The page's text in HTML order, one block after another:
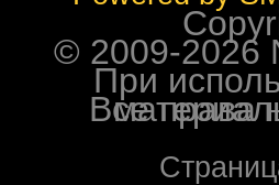
Все права на